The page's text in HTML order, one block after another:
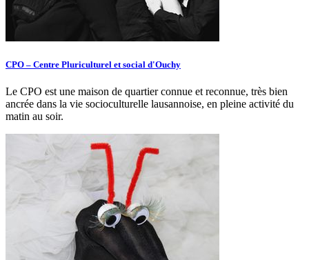
CPO – Centre Pluriculturel et social d'Ouchy
Le CPO est une maison de quartier connue et reconnue, très bien
ancrée dans la vie socioculturelle lausannoise, en pleine activité du
matin au soir.